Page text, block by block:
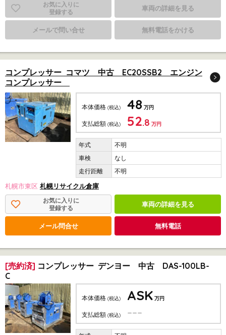
お気に入りに
登録する
車両の詳細を見る
メールで問い合せ 無料電話をかける
コンプレッサー コマツ 中古 EC20SSB2 エンジン
コンプレッサー
本体価格 (税込) 48 万円
支払総額 (税込) 52.8 万円
不明
なし
不明
札幌市東区 札幌リサイクル倉庫
お気に入りに
登録する
車両の詳細を見る
メール問合せ 無料電話
[売約済] コンプレッサー デンヨー 中古 DAS-100LB-
C
本体価格 (税込) ASK 万円
支払総額 (税込) ---